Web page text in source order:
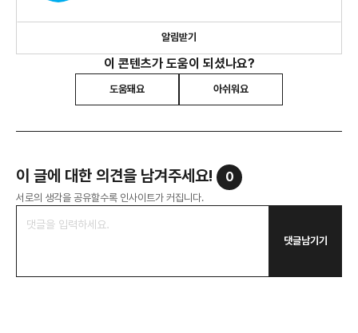
알림받기
이 콘텐츠가 도움이 되셨나요?
도움돼요 아쉬워요
이 글에 대한 의견을 남겨주세요! 0
서로의 생각을 공유할수록 인사이트가 커집니다.
댓글남기기